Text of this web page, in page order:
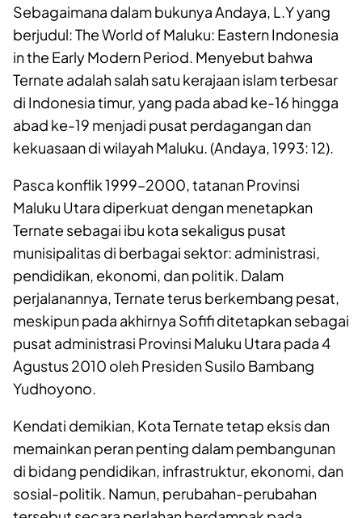
Sebagaimana dalam bukunya Andaya, L.Y yang
berjudul:TheWorld ofMaluku: Eastern Indonesia
in the Early Modern Period. Menyebut bahwa
Ternate adalah salah satu kerajaan islam terbesar
di Indonesiatimur, yang pada abad ke-16 hingga
abad ke-19 menjadi pusat perdagangan dan
kekuasaan di wilayah Maluku. (Andaya, 1993: 12).
Pasca konflik 1999–2000, tatanan Provinsi
Maluku Utara diperkuat dengan menetapkan
Ternate sebagai ibu kota sekaligus pusat
munisipalitas di berbagai sektor: administrasi,
pendidikan, ekonomi, dan politik. Dalam
perjalanannya, Ternate terus berkembang pesat,
meskipun pada akhirnya Sofifi ditetapkan sebagai
pusat administrasi Provinsi Maluku Utara pada 4
Agustus 2010 oleh Presiden Susilo Bambang
Yudhoyono.
Kendati demikian, Kota Ternate tetap eksis dan
memainkan peran penting dalam pembangunan
di bidang pendidikan, infrastruktur, ekonomi, dan
sosial-politik. Namun, perubahan-perubahan